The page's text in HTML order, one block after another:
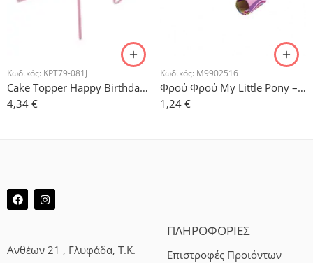
Κωδικός: KPT79-081J
Cake Topper Happy Birthday Απαλό Ροζ
4,34 €
Κωδικός: M9902516
Φρού Φρού My Little Pony – 8τμχ.
1,24 €
Ανθέων 21 , Γλυφάδα, Τ.Κ.
ΠΛΗΡΟΦΟΡΙΕΣ
Επιστροφές Προιόντων